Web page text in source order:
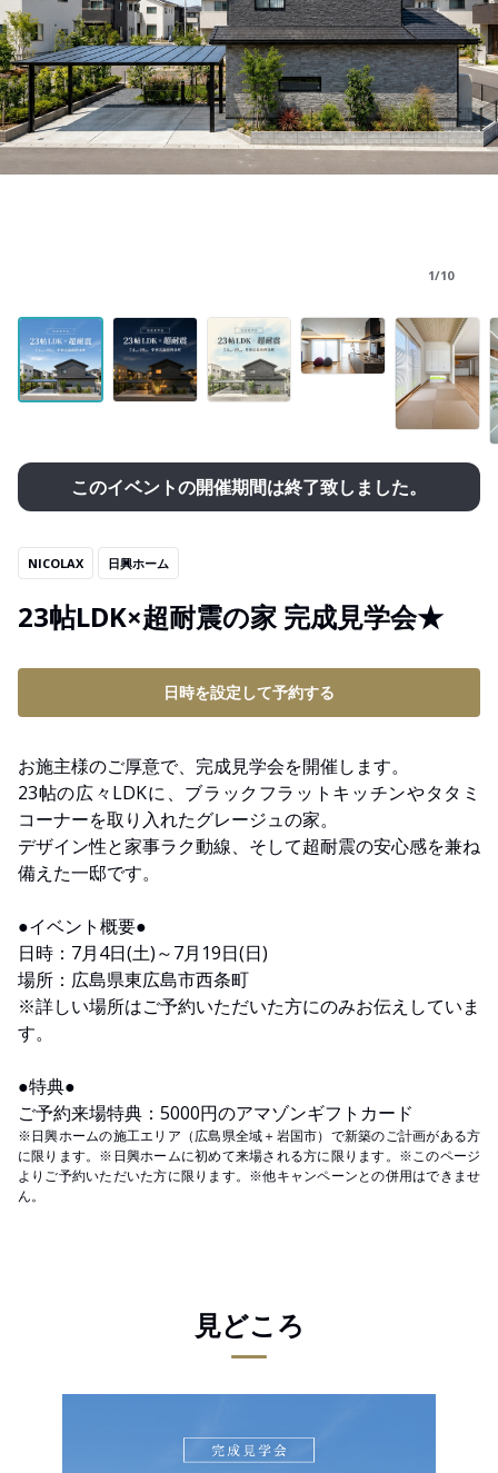
1/10
このイベントの開催期間は終了致しました。
NICOLAX 日興ホーム
23帖LDK×超耐震の家 完成見学会★
日時を設定して予約する
お施主様のご厚意で、完成見学会を開催します。
23帖の広々LDKに、ブラックフラットキッチンやタタミ
コーナーを取り入れたグレージュの家。
デザイン性と家事ラク動線、そして超耐震の安心感を兼ね
備えた一邸です。
●イベント概要●
日時：7月4日(土)～7月19日(日)
場所：広島県東広島市西条町
※詳しい場所はご予約いただいた方にのみお伝えしていま
す。
●特典●
ご予約来場特典：5000円のアマゾンギフトカード
※日興ホームの施工エリア（広島県全域＋岩国市）で新築のご計画がある方
に限ります。※日興ホームに初めて来場される方に限ります。※このページ
よりご予約いただいた方に限ります。※他キャンペーンとの併用はできませ
ん。
見どころ